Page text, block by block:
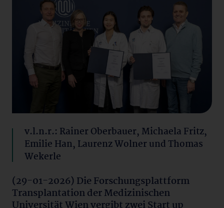
v.l.n.r.: Rainer Oberbauer, Michaela Fritz,
Emilie Han, Laurenz Wolner und Thomas
Wekerle
(29-01-2026) Die Forschungsplattform
Transplantation der Medizinischen